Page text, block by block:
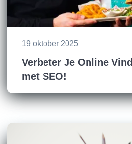
19 oktober 2025
Verbeter Je Online
met SEO!